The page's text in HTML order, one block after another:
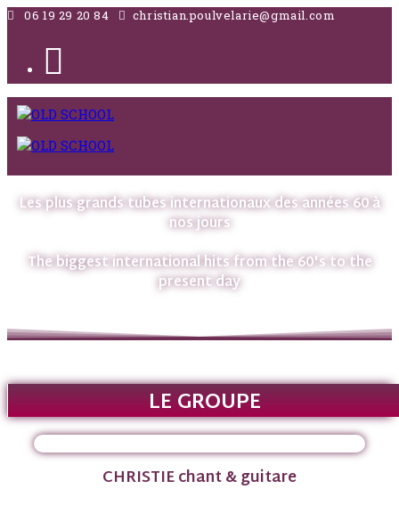
06 19 29 20 84 christian.poulvelarie@gmail.com
Les plus grands tubes internationaux des années 60 à
nos jours
The biggest international hits from the 60's to the
present day
LE GROUPE
CHRISTIE chant & guitare